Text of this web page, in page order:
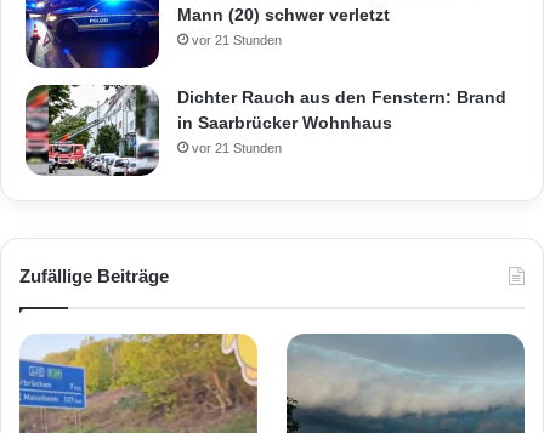
Mann (20) schwer verletzt
vor 21 Stunden
Dichter Rauch aus den Fenstern: Brand
in Saarbrücker Wohnhaus
vor 21 Stunden
Zufällige Beiträge